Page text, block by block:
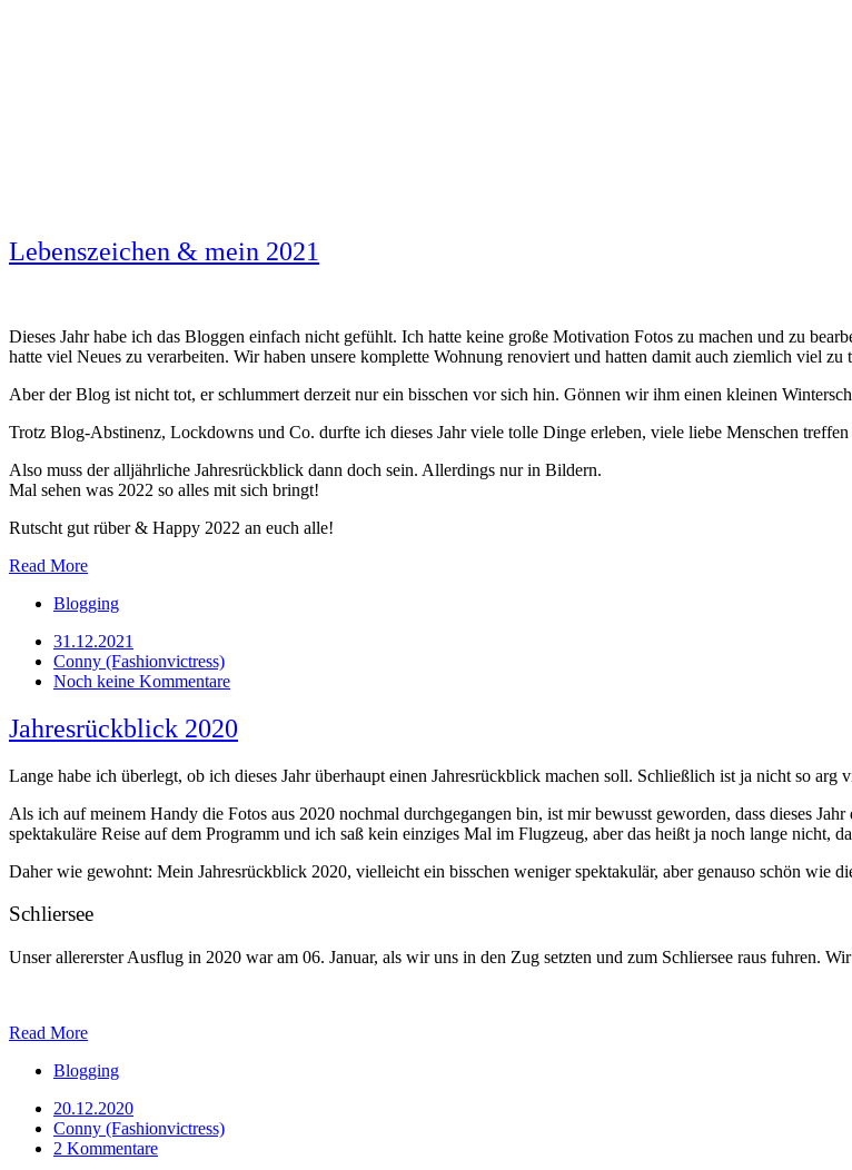
Lebenszeichen & mein 2021
Dieses Jahr habe ich das Bloggen einfach nicht gefühlt. Ich hatte keine große Motivation Fotos zu machen und zu
hatte viel Neues zu verarbeiten. Wir haben unsere komplette Wohnung renoviert und hatten damit auch ziemlich viel zu
Aber der Blog ist nicht tot, er schlummert derzeit nur ein bisschen vor sich hin. Gönnen wir ihm einen kleinen
Trotz Blog-Abstinenz, Lockdowns und Co. durfte ich dieses Jahr viele tolle Dinge erleben, viele liebe Menschen
Also muss der alljährliche Jahresrückblick dann doch sein. Allerdings nur in Bildern.
Mal sehen was 2022 so alles mit sich bringt!
Rutscht gut rüber & Happy 2022 an euch alle!
Read More
Blogging
31.12.2021
Conny (Fashionvictress)
Noch keine Kommentare
Jahresrückblick 2020
Lange habe ich überlegt, ob ich dieses Jahr überhaupt einen Jahresrückblick machen soll. Schließlich ist ja nicht so arg
Als ich auf meinem Handy die Fotos aus 2020 nochmal durchgegangen bin, ist mir bewusst geworden, dass dieses
spektakuläre Reise auf dem Programm und ich saß kein einziges Mal im Flugzeug, aber das heißt ja noch lange nicht,
Daher wie gewohnt: Mein Jahresrückblick 2020, vielleicht ein bisschen weniger spektakulär, aber genauso schön wie
Schliersee
Unser allererster Ausflug in 2020 war am 06. Januar, als wir uns in den Zug setzten und zum Schliersee raus fuhren.
Read More
Blogging
20.12.2020
Conny (Fashionvictress)
2 Kommentare